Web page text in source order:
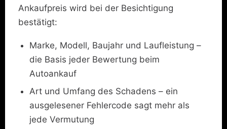
Ankaufpreis wird bei der Besichtigung
bestätigt:
Marke, Modell, Baujahr und Laufleistung –
die Basis jeder Bewertung beim
Autoankauf
Art und Umfang des Schadens – ein
ausgelesener Fehlercode sagt mehr als
jede Vermutung